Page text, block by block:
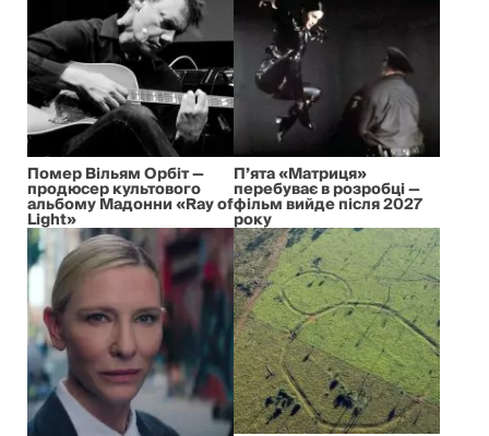
Помер Вільям Орбіт —
продюсер культового
альбому Мадонни «Ray of
Light»
П’ята «Матриця»
перебуває в розробці —
фільм вийде після 2027
року